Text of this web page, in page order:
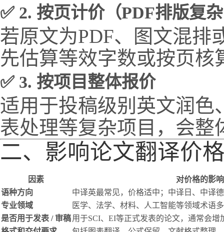
✅ 2. 按页计价（PDF排版复
若原文为PDF、图文混排
先估算等效字数或按页核
✅ 3. 按项目整体报价
适用于投稿级别英文润色
表处理等复杂项目，会整
二、影响论文翻译价
因素
对价格的影响
语种方向
中译英最常见，价格适中；中译日、中译
专业领域
医学、法学、材料、人工智能等领域术语
是否用于发表 / 审稿用于SCI、EI等正式发表的论文，通常会